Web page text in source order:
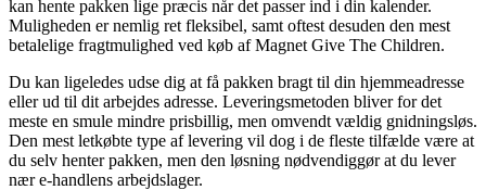
kan hente pakken lige præcis når det passer ind i din kalender.
Muligheden er nemlig ret fleksibel, samt oftest desuden den mest
betalelige fragtmulighed ved køb af Magnet Give The Children.
Du kan ligeledes udse dig at få pakken bragt til din hjemmeadresse
eller ud til dit arbejdes adresse. Leveringsmetoden bliver for det
meste en smule mindre prisbillig, men omvendt vældig gnidningsløs.
Den mest letkøbte type af levering vil dog i de fleste tilfælde være at
du selv henter pakken, men den løsning nødvendiggør at du lever
nær e-handlens arbejdslager.